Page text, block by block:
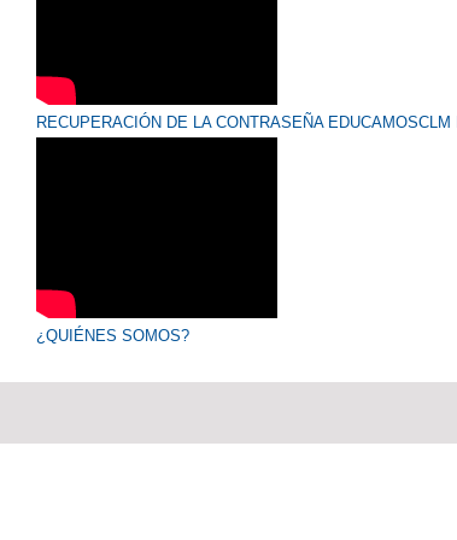
RECUPERACIÓN DE LA CONTRASEÑA
¿QUIÉNES SOMOS?